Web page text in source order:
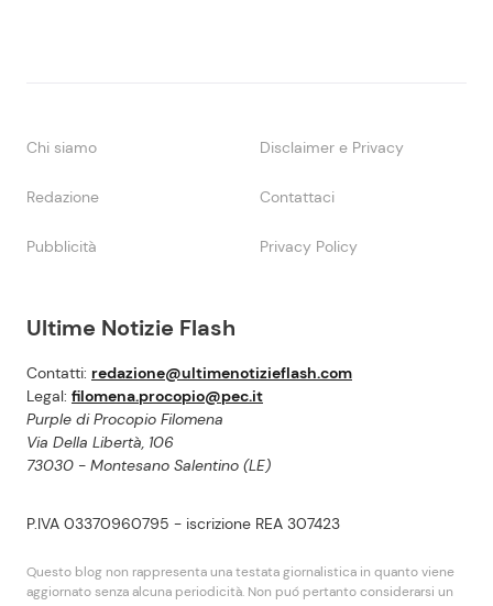
Ultime Notizie Flash
Contatti: redazione@ultimenotizieflash.com
Legal: filomena.procopio@pec.it
Purple di Procopio Filomena
Via Della Libertà, 106
73030 - Montesano Salentino (LE)
P.IVA 03370960795 - iscrizione REA 307423
Questo blog non rappresenta una testata giornalistica in quanto viene
aggiornato senza alcuna periodicità. Non puó pertanto considerarsi un
Chi siamo Disclaimer e Privacy
Redazione Contattaci
Pubblicità Privacy Policy